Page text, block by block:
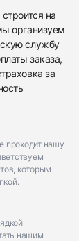
на
организуем
службу
заказа,
за
проходит нашу
которым
нашим